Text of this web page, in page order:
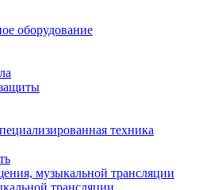
оборудование
техника
музыкальной трансляции
трансляции